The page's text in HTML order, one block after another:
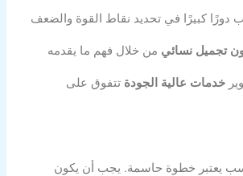
دورًا كبيرًا في تحديد نقاط القوة والضعف
تجميل نسائي من خلال فهم ما يقدمه
خدمات عالية الجودة تتفوق على
يعتبر خطوة حاسمة. يجب أن يكون